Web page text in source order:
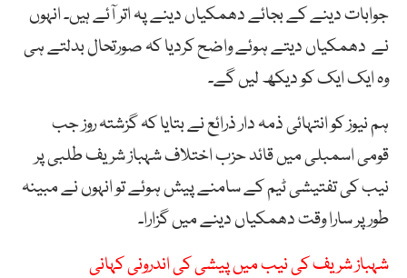
جوابات دینے کے بجائے دھمکیاں دینے پہ اتر آئے ہیں۔ انہوں
نے دھمکیاں دیتے ہوئے واضح کردیا کہ صورتحال بدلتے ہی
وہ ایک ایک کو دیکھ لیں گے۔
ہم نیوز کو انتہائی ذمہ دار ذرائع نے بتایا کہ گزشتہ روز جب
قومی اسمبلی میں قائد حزب اختلاف شہباز شریف طلبی پر
نیب کی تفتیشی ٹیم کے سامنے پیش ہوئے تو انہوں نے مبینہ
طور پر سارا وقت دھمکیاں دینے میں گزارا۔
شہباز شریف کی نیب میں پیشی کی اندرونی کہانی